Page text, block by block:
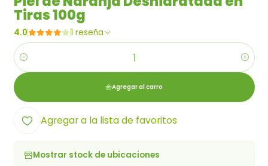
Tiras 100g
4.0 1 reseña
Cantidad
Agregar al carro
Agregar a la lista de favoritos
Mostrar stock de ubicaciones